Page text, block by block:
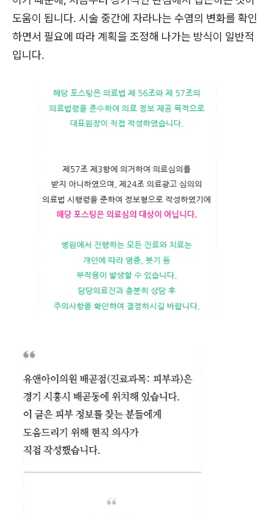
도움이 됩니다. 시술 중간에 자라나는 수염의 변화를 확인
하면서 필요에 따라 계획을 조정해 나가는 방식이 일반적
입니다.